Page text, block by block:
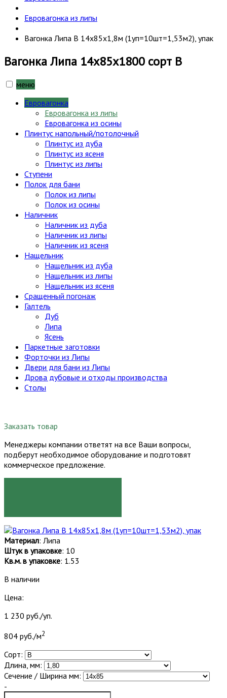
Евровагонка из липы
Вагонка Липа В 14х85х1,8м (1уп=10шт=1,53м2), упак
Вагонка Липа 14х85х1800 сорт В
меню
Евровагонка
Евровагонка из липы
Евровагонка из осины
Плинтус напольный/потолочный
Плинтус из дуба
Плинтус из ясеня
Плинтус из липы
Ступени
Полок для бани
Полок из липы
Полок из осины
Наличник
Наличник из дуба
Наличник из липы
Наличник из ясеня
Нащельник
Нащельник из дуба
Нащельник из липы
Нащельник из ясеня
Сращенный погонаж
Галтель
Дуб
Липа
Ясень
Паркетные заготовки
Форточки из Липы
Двери для бани из Липы
Дрова дубовые и отходы производства
Столы
Заказать товар
Менеджеры компании ответят на все Ваши вопросы,
подберут необходимое оборудование и подготовят
коммерческое предложение.
Материал: Липа
Штук в упаковке: 10
Кв.м. в упаковке: 1.53
В наличии
Цена:
1 230 руб./уп.
804 руб./м2
Сорт:
Длина, мм:
Сечение / Ширина мм:
-